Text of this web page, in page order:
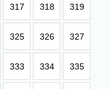
317 318 319
325 326 327
333 334 335